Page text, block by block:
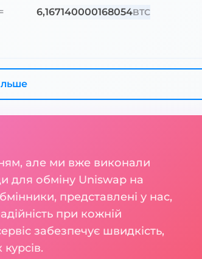
= 6,167140000168054BTC
але ми вже виконали
для обміну Uniswap на
представлені у нас,
при кожній
забезпечує швидкість,